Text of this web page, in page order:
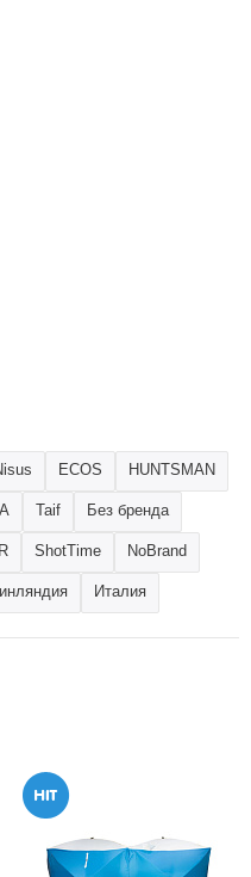
ECOS HUNTSMAN
Taif Без бренда
ShotTime NoBrand
Италия